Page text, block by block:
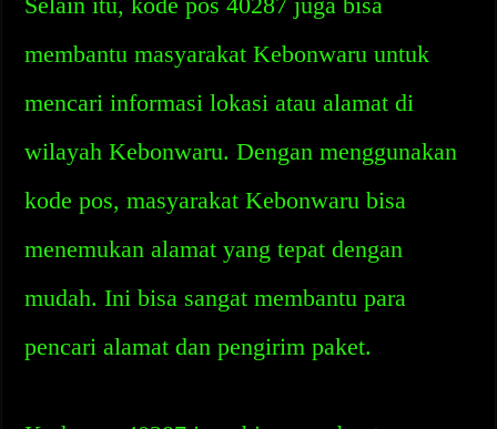
membantu masyarakat Kebonwaru untuk
mencari informasi lokasi atau alamat di
wilayah Kebonwaru. Dengan menggunakan
kode pos, masyarakat Kebonwaru bisa
menemukan alamat yang tepat dengan
mudah. Ini bisa sangat membantu para
pencari alamat dan pengirim paket.